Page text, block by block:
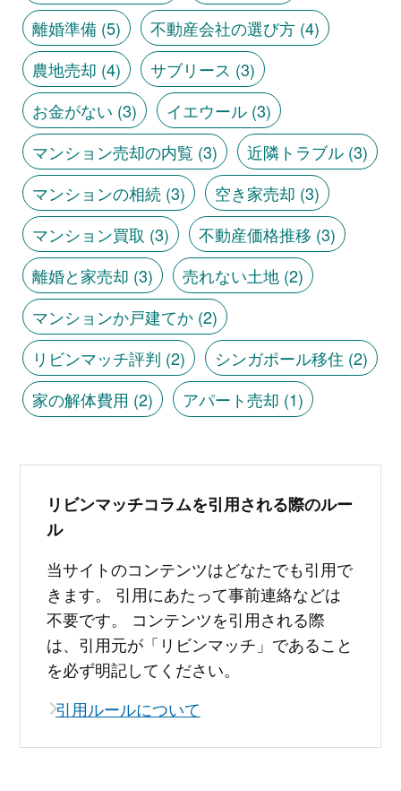
離婚準備(5) 不動産会社の選び方(4)
農地売却 (4) サブリース (3)
お金がない (3) イエウール(3)
マンション売却の内覧 (3) 近隣トラブル(3)
マンションの相続(3) 空き家売却 (3)
マンション買取 (3) 不動産価格推移 (3)
離婚と家売却 (3) 売れない土地(2)
マンションか戸建てか(2)
リビンマッチ評判 (2) シンガポール移住 (2)
家の解体費用 (2) アパート売却 (1)
リビンマッチコラムを引用される際のルー
ル
当サイトのコンテンツはどなたでも引用で
きます。 引用にあたって事前連絡などは
不要です。 コンテンツを引用される際
は、引用元が「リビンマッチ」であること
を必ず明記してください。
引用ルールについて